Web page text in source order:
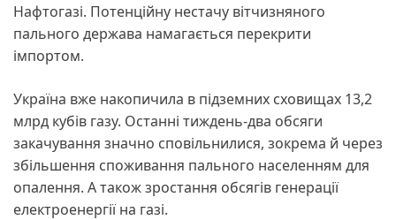
Нафтогазі. Потенційну нестачу вітчизняного
пального держава намагається перекрити
імпортом.
Україна вже накопичила в підземних сховищах 13,2
млрд кубів газу. Останні тиждень-два обсяги
закачування значно сповільнилися, зокрема й через
збільшення споживання пального населенням для
опалення. А також зростання обсягів генерації
електроенергії на газі.